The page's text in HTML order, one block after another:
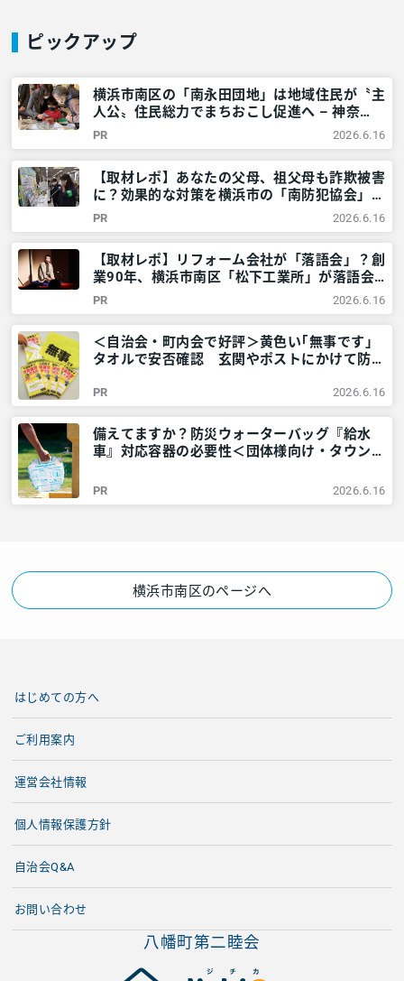
ピックアップ
横浜市南区の「南永田団地」は地域住民が〝主
人公〟住民総力でまちおこし促進へ – 神奈
川・東京多摩のご近所情報 – レアリア
PR 2026.6.16
【取材レポ】あなたの父母、祖父母も詐欺被害
に？効果的な対策を横浜市の「南防犯協会」に
教えてもらいました！ – 神奈川・東京多摩の
ご近所情報 – レアリア
PR 2026.6.16
【取材レポ】リフォーム会社が「落語会」？創
業90年、横浜市南区「松下工業所」が落語会
を開くワケ – 神奈川・東京多摩のご近所情報
– レアリア
PR 2026.6.16
＜自治会・町内会で好評＞黄色い｢無事です｣
タオルで安否確認 玄関やポストにかけて防災
アリア
PR 2026.6.16
備えてますか？防災ウォーターバッグ『給水
車』対応容器の必要性＜団体様向け・タウンニ
多摩のご近所情報 – レアリア
PR 2026.6.16
横浜市南区のページへ
八幡町第二睦会
はじめての方へ
ご利用案内
運営会社情報
個人情報保護方針
自治会Q&A
お問い合わせ